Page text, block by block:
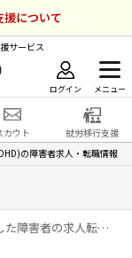
援について
サービス
ログイン メニュー
カウト
就労移行支援
の障害者求人・転職情報
「注意欠如・多動性障害(ADHD)」の条件で検索した障害者の求人転職情報の一覧ページです。アットジーピー（atGP）は、障害者の求人情報・障害者専門の転職支援サービス（エージェント）・就労移行支援事業所など、雇用に関する様々なサービスを展開している障害者の「働く」をトータルでサポートするサービスです。
ー
プ
登録 無料